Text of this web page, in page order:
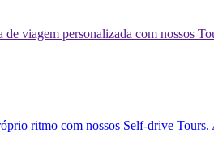
de viagem personalizada com nossos
ritmo com nossos Self-drive Tours.